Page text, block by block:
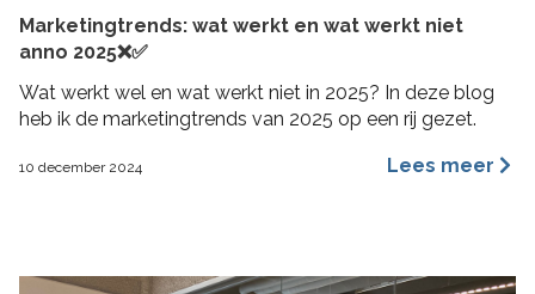
Marketingtrends: wat werkt en wat werkt niet
anno 2025❌✅
Wat werkt wel en wat werkt niet in 2025? In deze blog
heb ik de marketingtrends van 2025 op een rij gezet.
10 december 2024 Lees meer